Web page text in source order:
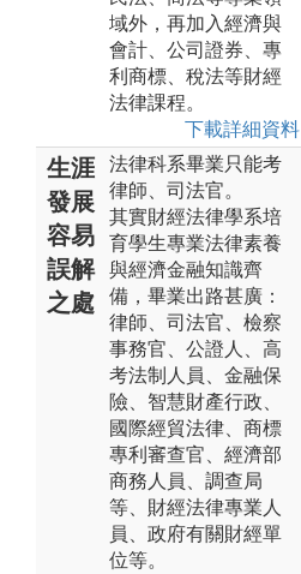
域外，再加入經濟與
會計、公司證券、專
利商標、稅法等財經
法律課程。
下載詳細資料
生涯
發展
容易
誤解
之處
法律科系畢業只能考
律師、司法官。
其實財經法律學系培
育學生專業法律素養
與經濟金融知識齊
備，畢業出路甚廣：
律師、司法官、檢察
事務官、公證人、高
考法制人員、金融保
險、智慧財產行政、
國際經貿法律、商標
專利審查官、經濟部
商務人員、調查局
等、財經法律專業人
員、政府有關財經單
位等。